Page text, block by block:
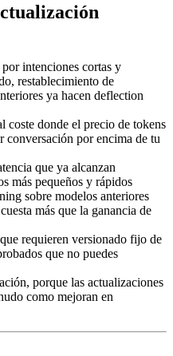
intenciones cortas y
restablecimiento de
ya hacen deflection
coste donde el precio de tokens
conversación por encima de tu
que ya alcanzan
más pequeños y rápidos
sobre modelos anteriores
más que la ganancia de
requieren versionado fijo de
que no puedes
porque las actualizaciones
como mejoran en